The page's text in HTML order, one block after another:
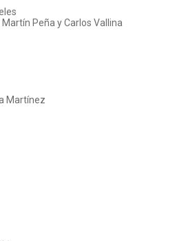
Peña y Carlos Vallina
Martínez